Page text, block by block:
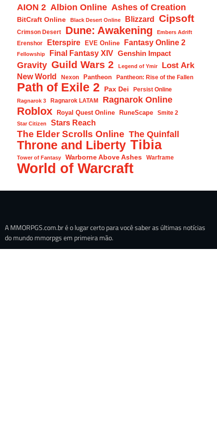
AION 2 Albion Online Ashes of Creation
BitCraft Online Black Desert Online Blizzard Cipsoft
Crimson Desert Dune: Awakening Embers Adrift
Erenshor Eterspire EVE Online Fantasy Online 2
Fellowship Final Fantasy XIV Genshin Impact
Gravity Guild Wars 2 Legend of Ymir Lost Ark
New World Nexon Pantheon Pantheon: Rise of the Fallen
Path of Exile 2 Pax Dei Persist Online
Ragnarok 3 Ragnarok LATAM Ragnarok Online
Roblox Royal Quest Online RuneScape Smite 2
Star Citizen Stars Reach
The Elder Scrolls Online The Quinfall
Throne and Liberty Tibia
Tower of Fantasy Warborne Above Ashes Warframe
World of Warcraft
A MMORPGS.com.br é o lugar certo para você saber as últimas notícias
do mundo mmorpgs em primeira mão.